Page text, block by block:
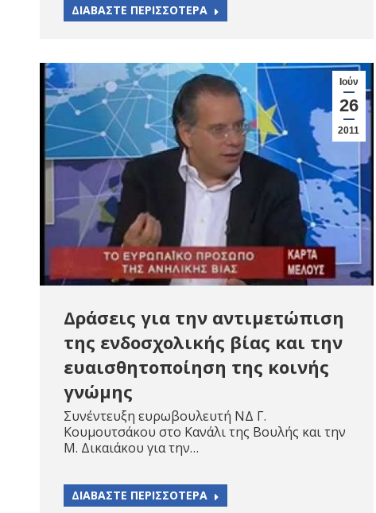
ΔΙΑΒΑΣΤΕ ΠΕΡΙΣΣΟΤΕΡΑ
Ιούν
26
2011
Δράσεις για την αντιμετώπιση
της ενδοσχολικής βίας και την
ευαισθητοποίηση της κοινής
γνώμης
Συνέντευξη ευρωβουλευτή ΝΔ Γ.
Κουμουτσάκου στο Κανάλι της Βουλής και την
Μ. Δικαιάκου για την…
ΔΙΑΒΑΣΤΕ ΠΕΡΙΣΣΟΤΕΡΑ